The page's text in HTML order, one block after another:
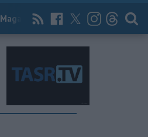
Magazín News Now Archív